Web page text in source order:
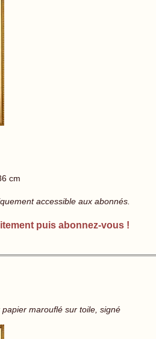
cm
accessible aux abonnés.
puis abonnez-vous !
marouflé sur toile, signé